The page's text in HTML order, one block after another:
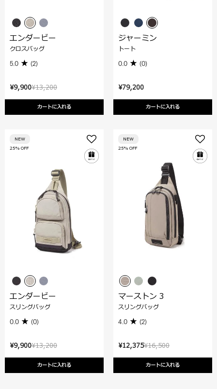
¥13,200
¥9,900
カートに入れる
エンダービー
クロスバッグ
5.0 (2)
¥79,200
カートに入れる
ジャーミン
トート
0.0 (0)
¥13,200
¥9,900
カートに入れる
25% OFF
NEW
エンダービー
スリングバッグ
0.0 (0)
¥16,500
¥12,375
カートに入れる
25% OFF
NEW
マーストン 3
スリングバッグ
4.0 (2)